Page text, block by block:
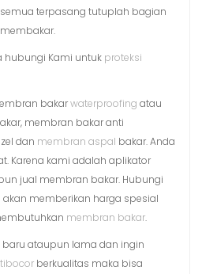
terpasang tutuplah bagian
hubungi Kami untuk proteksi
bakarwaterproofing atau
membran bakar anti
dan membran aspal bakar. Anda
Karena kami adalah aplikator
jual membran bakar. Hubungi
akan memberikan harga spesial
membran bakar.
ataupun lama dan ingin
berkualitas maka bisa